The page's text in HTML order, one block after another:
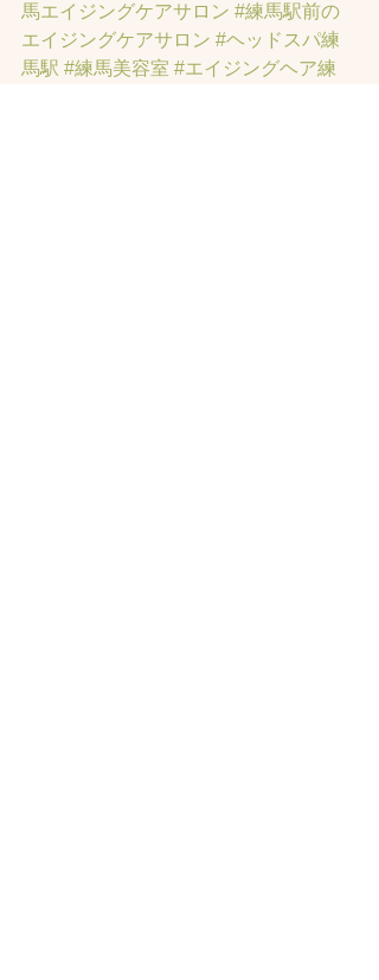
馬エイジングケアサロン #練馬駅前の
エイジングケアサロン #ヘッドスパ練
馬駅 #練馬美容室 #エイジングヘア練